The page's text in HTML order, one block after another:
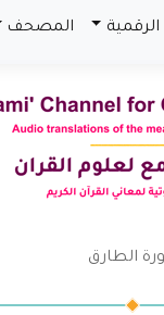
الرقمية المصحف
الطارق